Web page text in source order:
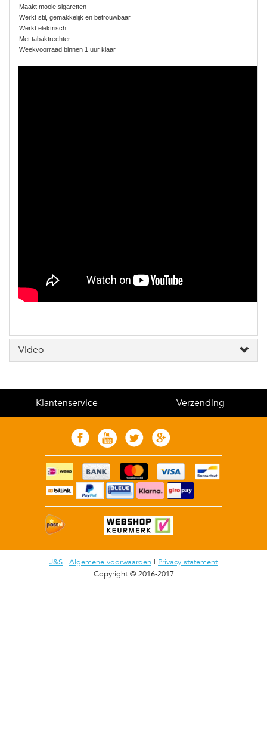
Maakt mooie sigaretten
Werkt stil, gemakkelijk en betrouwbaar
Werkt elektrisch
Met tabaktrechter
Weekvoorraad binnen 1 uur klaar
Video
Klantenservice Verzending
J&S | Algemene voorwaarden | Privacy statement
Copyright © 2016-2017